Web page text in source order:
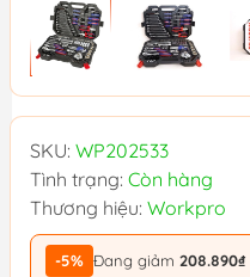
SKU: WP202533
Tình trạng: Còn hàng
Thương hiệu: Workpro
-5% Đang giảm 208.890₫